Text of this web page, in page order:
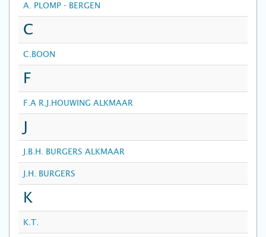
A. PLOMP - BERGEN
C
C.BOON
F
F.A R.J.HOUWING ALKMAAR
J
J.B.H. BURGERS ALKMAAR
J.H. BURGERS
K
K.T.